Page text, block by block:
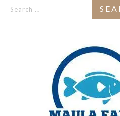
Search
for: